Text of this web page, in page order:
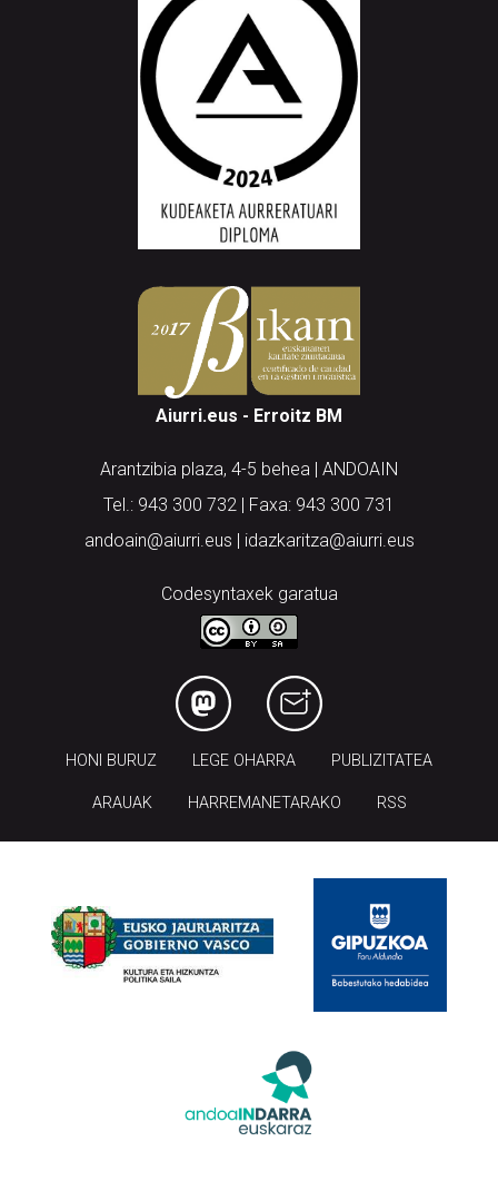
Aiurri.eus - Erroitz BM
Arantzibia plaza, 4-5 behea | ANDOAIN
Tel.: 943 300 732 | Faxa: 943 300 731
andoain@aiurri.eus | idazkaritza@aiurri.eus
Codesyntaxek garatua
HONI BURUZ LEGE OHARRA PUBLIZITATEA
ARAUAK HARREMANETARAKO RSS